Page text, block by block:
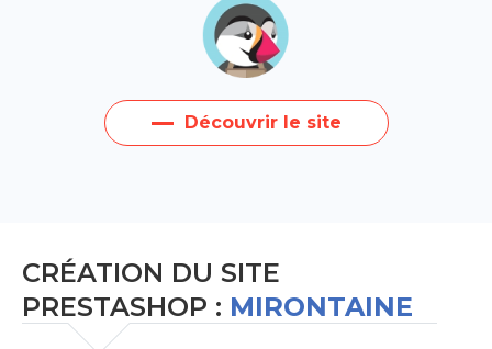
Découvrir le site
CRÉATION DU SITE
PRESTASHOP : MIRONTAINE